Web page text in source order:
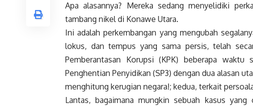
Apa alasannya? Mereka sedang menyelidiki
tambang nikel di Konawe Utara.
Ini adalah perkembangan yang mengubah
lokus, dan tempus yang sama persis, telah
Pemberantasan Korupsi (KPK) beberapa waktu
Penghentian Penyidikan (SP3) dengan dua alasan
menghitung kerugian negara!; kedua, terkait
Lantas, bagaimana mungkin sebuah kasus